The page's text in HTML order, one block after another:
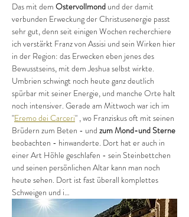
Das mit dem Ostervollmond und der damit
verbunden Erweckung der Christusenergie passt
sehr gut, denn seit einigen Wochen recherchiere
ich verstärkt Franz von Assisi und sein Wirken hier
in der Region: das Erwecken eben jenes des
Bewusstseins, mit dem Jeshua selbst wirkte.
Umbrien schwingt noch heute ganz deutlich
spürbar mit seiner Energie, und manche Orte halt
noch intensiver. Gerade am Mittwoch war ich im
"Eremo dei Carceri" , wo Franziskus oft mit seinen
Brüdern zum Beten - und zum Mond-und Sterne
beobachten - hinwanderte. Dort hat er auch in
einer Art Höhle geschlafen - sein Steinbettchen
und seinen persönlichen Altar kann man noch
heute sehen. Dort ist fast überall komplettes
Schweigen und i…